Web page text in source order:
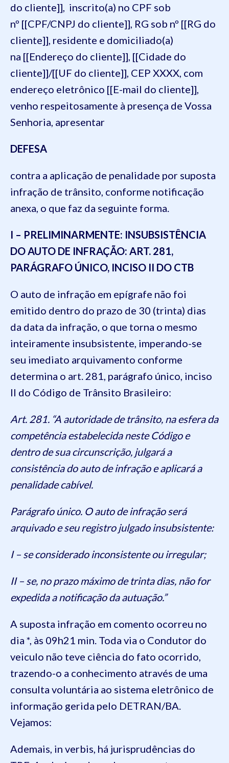
do cliente]], inscrito(a) no CPF sob
nº [[CPF/CNPJ do cliente]], RG sob nº [[RG do
cliente]], residente e domiciliado(a)
na [[Endereço do cliente]], [[Cidade do
cliente]]/[[UF do cliente]], CEP XXXX, com
endereço eletrônico [[E-mail do cliente]],
venho respeitosamente à presença de Vossa
Senhoria, apresentar
DEFESA
contra a aplicação de penalidade por suposta
infração de trânsito, conforme notificação
anexa, o que faz da seguinte forma.
I – PRELIMINARMENTE: INSUBSISTÊNCIA
DO AUTO DE INFRAÇÃO: ART. 281,
PARÁGRAFO ÚNICO, INCISO II DO CTB
O auto de infração em epígrafe não foi
emitido dentro do prazo de 30 (trinta) dias
da data da infração, o que torna o mesmo
inteiramente insubsistente, imperando-se
seu imediato arquivamento conforme
determina o art. 281, parágrafo único, inciso
II do Código de Trânsito Brasileiro:
Art. 281. “A autoridade de trânsito, na esfera da
competência estabelecida neste Código e
dentro de sua circunscrição, julgará a
consistência do auto de infração e aplicará a
penalidade cabível.
Parágrafo único. O auto de infração será
arquivado e seu registro julgado insubsistente:
I – se considerado inconsistente ou irregular;
II – se, no prazo máximo de trinta dias, não for
expedida a notificação da autuação.”
A suposta infração em comento ocorreu no
dia *, às 09h21 min. Toda via o Condutor do
veiculo não teve ciência do fato ocorrido,
trazendo-o a conhecimento através de uma
consulta voluntária ao sistema eletrônico de
informação gerida pelo DETRAN/BA.
Vejamos:
Ademais, in verbis, há jurisprudências do